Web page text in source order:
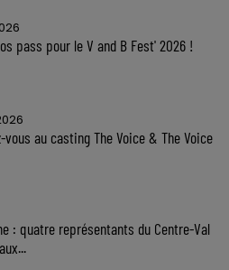
pass pour le V and B Fest' 2026 !
au casting The Voice & The Voice
: quatre représentants du Centre-Val